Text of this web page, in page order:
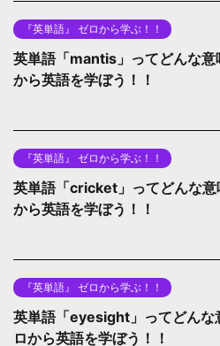
『英単語』 ゼロから学ぶ！！
英単語「mantis」ってどんな意
から英語を学ぼう！！
『英単語』 ゼロから学ぶ！！
英単語「cricket」ってどんな意
から英語を学ぼう！！
『英単語』 ゼロから学ぶ！！
英単語「eyesight」ってどんな
ロから英語を学ぼう！！